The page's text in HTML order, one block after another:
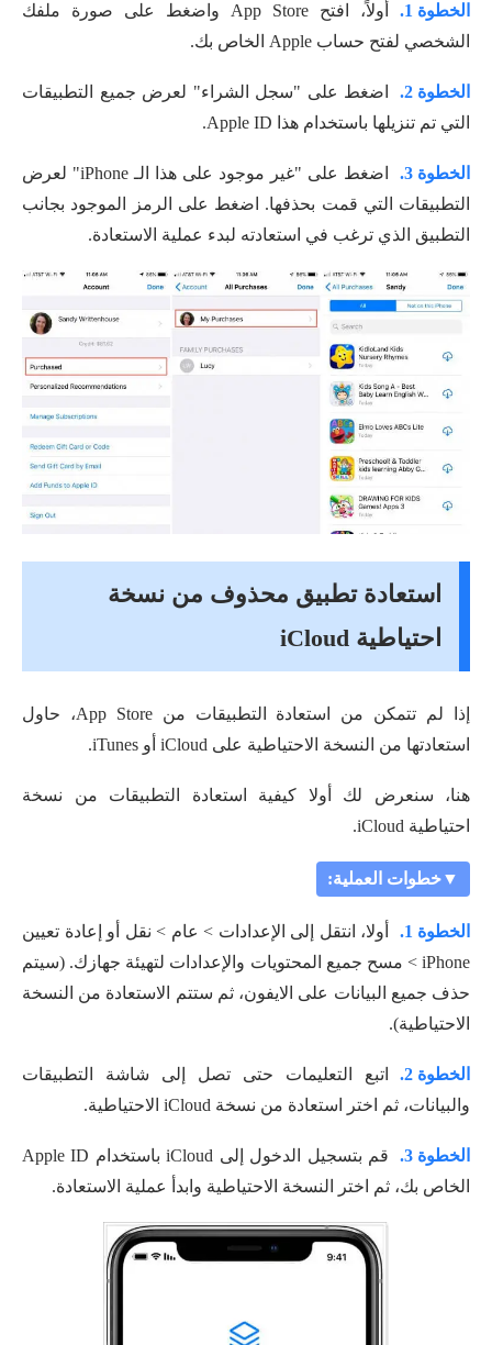
الخطوة 1.
أولاً، افتح App Store واضغط على صورة ملفك
الشخصي لفتح حساب Apple الخاص بك.
الخطوة 2.
اضغط على "سجل الشراء" لعرض جميع التطبيقات
التي تم تنزيلها باستخدام هذا Apple ID.
الخطوة 3.
اضغط على "غير موجود على هذا الـ iPhone" لعرض
التطبيقات التي قمت بحذفها. اضغط على الرمز الموجود بجانب
التطبيق الذي ترغب في استعادته لبدء عملية الاستعادة.
استعادة تطبيق محذوف من نسخة
احتياطية iCloud
إذا لم تتمكن من استعادة التطبيقات من App Store، حاول
استعادتها من النسخة الاحتياطية على iCloud أو iTunes.
هنا، سنعرض لك أولا كيفية استعادة التطبيقات من نسخة
احتياطية iCloud.
▼خطوات العملية:
الخطوة 1.
أولا، انتقل إلى الإعدادات > عام > نقل أو إعادة تعيين
iPhone > مسح جميع المحتويات والإعدادات لتهيئة جهازك. (سيتم
حذف جميع البيانات على الايفون، ثم ستتم الاستعادة من النسخة
الاحتياطية).
الخطوة 2.
اتبع التعليمات حتى تصل إلى شاشة التطبيقات
والبيانات، ثم اختر استعادة من نسخة iCloud الاحتياطية.
الخطوة 3.
قم بتسجيل الدخول إلى iCloud باستخدام Apple ID
الخاص بك، ثم اختر النسخة الاحتياطية وابدأ عملية الاستعادة.